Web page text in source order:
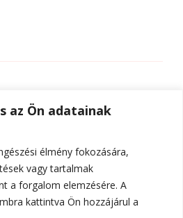
az Ön adatainak
élmény fokozására,
vagy tartalmak
a forgalom elemzésére. A
kattintva Ön hozzájárul a